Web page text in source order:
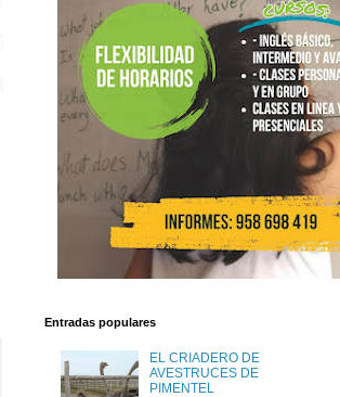
Entradas populares
EL CRIADERO DE
AVESTRUCES DE
PIMENTEL